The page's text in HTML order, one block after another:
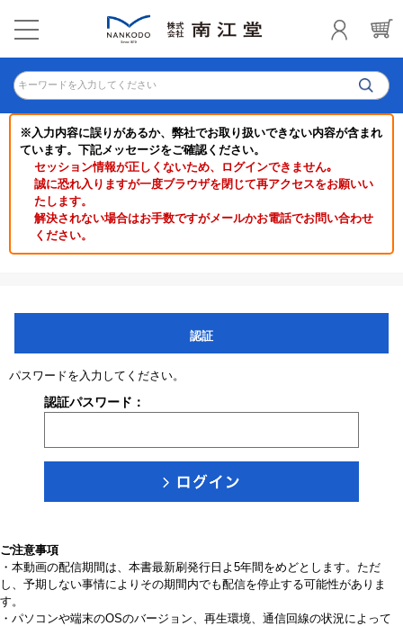
キーワードを入力してください
※入力内容に誤りがあるか、弊社でお取り扱いできない内容が含まれ
ています。下記メッセージをご確認ください。
セッション情報が正しくないため、ログインできません｡
誠に恐れ入りますが一度ブラウザを閉じて再アクセスをお願いい
たします。
解決されない場合はお手数ですがメールかお電話でお問い合わせ
ください。
認証
パスワードを入力してください。
認証パスワード：
ご注意事項
・本動画の配信期間は、本書最新刷発行日よ5年間をめどとします。ただ
し、予期しない事情によりその期間内でも配信を停止する可能性がありま
す。
・パソコンや端末のOSのバージョン、再生環境、通信回線の状況によって